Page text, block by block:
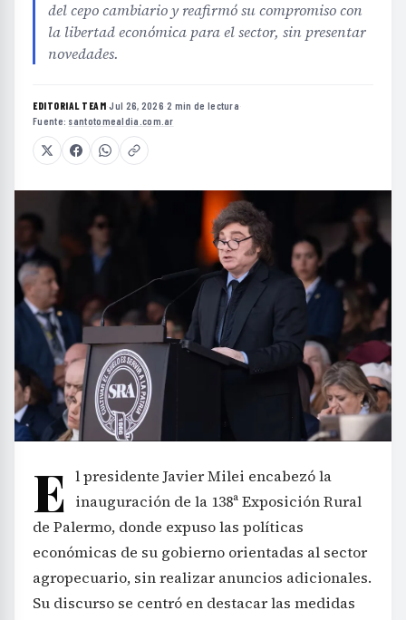
del cepo cambiario y reafirmó su compromiso con
la libertad económica para el sector, sin presentar
novedades.
EDITORIAL TEAM·Jul 26, 2026·2 min de lectura·
Fuente: santotomealdia.com.ar
E l presidente Javier Milei encabezó la
inauguración de la 138ª Exposición Rural
de Palermo, donde expuso las políticas
económicas de su gobierno orientadas al sector
agropecuario, sin realizar anuncios adicionales.
Su discurso se centró en destacar las medidas